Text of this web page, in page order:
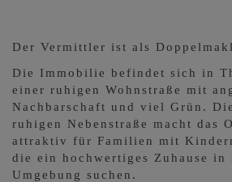
Der Vermittler ist als
Die Immobilie befindet sich in
einer ruhigen Wohnstraße mit
Nachbarschaft und viel Grün.
ruhigen Nebenstraße macht das
attraktiv für Familien mit
die ein hochwertiges Zuhause in
Umgebung suchen.